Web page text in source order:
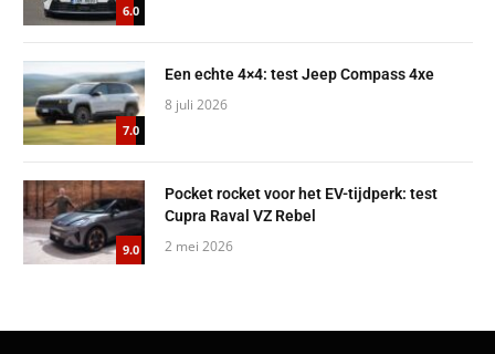
6.0
7.0
Een echte 4×4: test Jeep Compass 4xe
8 juli 2026
9.0
Pocket rocket voor het EV-tijdperk: test
Cupra Raval VZ Rebel
2 mei 2026